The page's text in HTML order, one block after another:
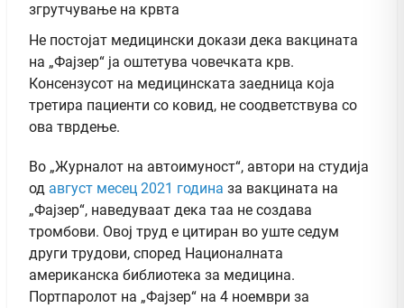
згрутчување на крвта
Не постојат медицински докази дека вакцината
на „Фајзер“ ја оштетува човечката крв.
Консензусот на медицинската заедница која
третира пациенти со ковид, не соодветствува со
ова тврдење.
Во „Журналот на автоимуност“, автори на студија
од август месец 2021 година за вакцината на
„Фајзер“, наведуваат дека таа не создава
тромбови. Овој труд е цитиран во уште седум
други трудови, според Националната
американска библиотека за медицина.
Портпаролот на „Фајзер“ на 4 ноември за